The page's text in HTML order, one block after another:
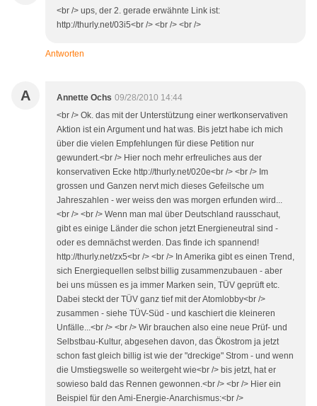
<br /> ups, der 2. gerade erwähnte Link ist:
http://thurly.net/03i5<br /> <br /> <br />
Antworten
A Annette Ochs 09/28/2010 14:44
<br /> Ok. das mit der Unterstützung einer wertkonservativen
Aktion ist ein Argument und hat was. Bis jetzt habe ich mich
über die vielen Empfehlungen für diese Petition nur
gewundert.<br /> Hier noch mehr erfreuliches aus der
konservativen Ecke http://thurly.net/020e<br /> <br /> Im
grossen und Ganzen nervt mich dieses Gefeilsche um
Jahreszahlen - wer weiss den was morgen erfunden wird...
<br /> <br /> Wenn man mal über Deutschland rausschaut,
gibt es einige Länder die schon jetzt Energieneutral sind -
oder es demnächst werden. Das finde ich spannend!
http://thurly.net/zx5<br /> <br /> In Amerika gibt es einen Trend,
sich Energiequellen selbst billig zusammenzubauen - aber
bei uns müssen es ja immer Marken sein, TÜV geprüft etc.
Dabei steckt der TÜV ganz tief mit der Atomlobby<br />
zusammen - siehe TÜV-Süd - und kaschiert die kleineren
Unfälle...<br /> <br /> Wir brauchen also eine neue Prüf- und
Selbstbau-Kultur, abgesehen davon, das Ökostrom ja jetzt
schon fast gleich billig ist wie der "dreckige" Strom - und wenn
die Umstiegswelle so weitergeht wie<br /> bis jetzt, hat er
sowieso bald das Rennen gewonnen.<br /> <br /> Hier ein
Beispiel für den Ami-Energie-Anarchismus:<br />